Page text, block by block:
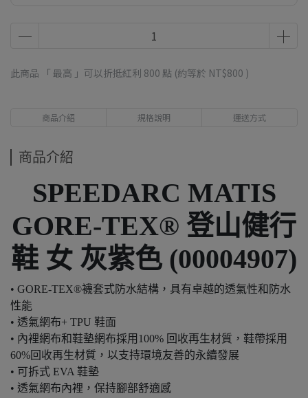
此商品 「 最高 」可以折抵紅利 800 點 (約等於 NT$800 )
商品介紹 規格說明 運送方式
商品介紹
SPEEDARC MATIS
GORE-TEX® 登山健行
鞋 女 灰紫色 (00004907)
• GORE-TEX®襪套式防水結構，具有卓越的透氣性和防水
性能
• 透氣網布+ TPU 鞋面
• 內裡網布和鞋墊網布採用100% 回收再生材質，鞋帶採用
60%回收再生材質，以支持環境友善的永續發展
• 可拆式 EVA 鞋墊
• 透氣網布內裡，保持腳部舒適感